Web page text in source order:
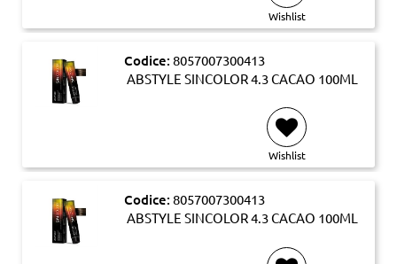
Wishlist
Codice: 8057007300413
ABSTYLE SINCOLOR 4.3 CACAO 100ML
Wishlist
Codice: 8057007300413
ABSTYLE SINCOLOR 4.3 CACAO 100ML